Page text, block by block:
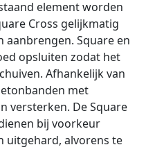
element worden
Cross gelijkmatig
aanbrengen. Square en
opsluiten zodat het
Afhankelijk van
met
versterken. De Square
bij voorkeur
uitgehard, alvorens te